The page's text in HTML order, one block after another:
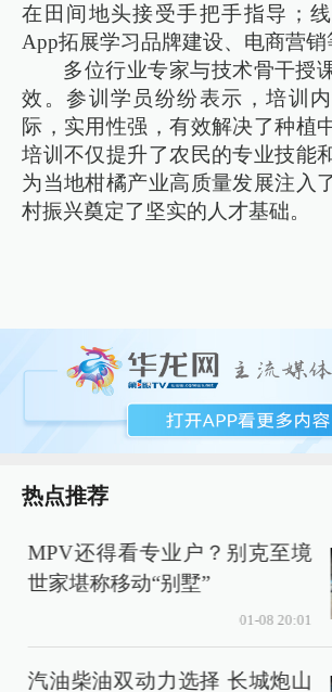
在田间地头接受手把手指导；
App拓展学习品牌建设、电商营销
多位行业专家与技术骨干授
效。参训学员纷纷表示，培训
际，实用性强，有效解决了种植
培训不仅提升了农民的专业技能
为当地柑橘产业高质量发展注入
村振兴奠定了坚实的人才基础。
热点推荐
MPV还得看专业户？别克至境
世家堪称移动“别墅”
01-08 20:01
汽油柴油双动力选择 长城炮山